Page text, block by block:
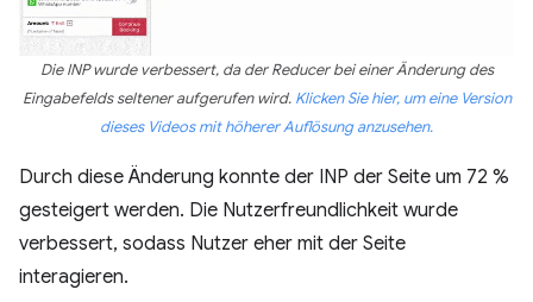
Die INP wurde verbessert, da der Reducer bei einer Änderung des
Eingabefelds seltener aufgerufen wird. Klicken Sie hier, um eine Version
dieses Videos mit höherer Auflösung anzusehen.
Durch diese Änderung konnte der INP der Seite um 72 %
gesteigert werden. Die Nutzerfreundlichkeit wurde
verbessert, sodass Nutzer eher mit der Seite
interagieren.